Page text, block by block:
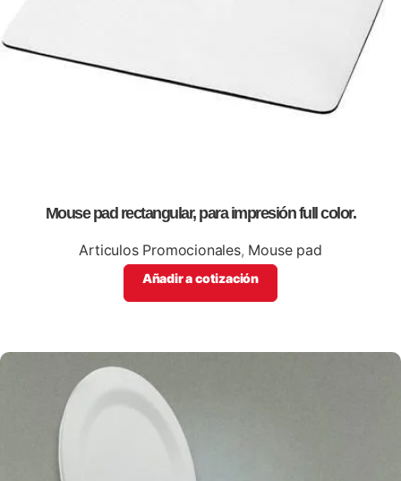
Mouse pad rectangular, para impresión full color.
Articulos Promocionales, Mouse pad
Añadir a cotización